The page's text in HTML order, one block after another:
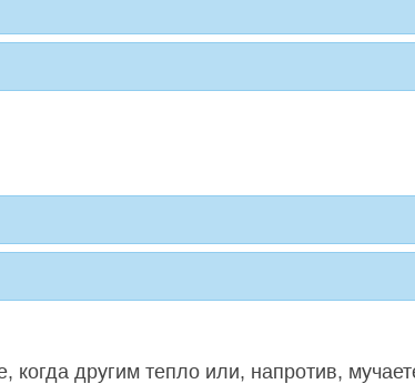
когда другим тепло или, напротив,